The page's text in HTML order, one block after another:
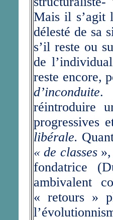
Mais il s’agit
délesté de sa
s’il reste ou
de
reste encore,
d’inconduite.
réintroduire
progressives
libérale.
« de classes
fondatrice
ambivalent
« retours »